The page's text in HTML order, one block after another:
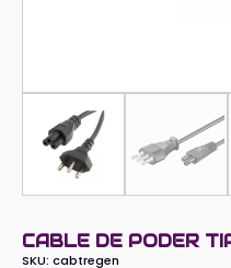
CABLE DE PODER
SKU: cabtregen